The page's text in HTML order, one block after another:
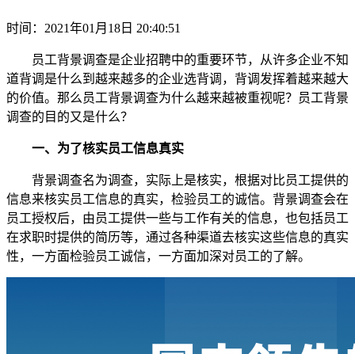
时间：2021年01月18日 20:40:51
员工背景调查是企业招聘中的重要环节，从许多企业不知
道背调是什么到越来越多的企业选背调，背调发挥着越来越大
的价值。那么员工背景调查为什么越来越被重视呢？员工背景
调查的目的又是什么？
一、为了核实员工信息真实
背景调查名为调查，实际上是核实，根据对比员工提供的
信息来核实员工信息的真实，检验员工的诚信。背景调查会在
员工授权后，由员工提供一些与工作有关的信息，也包括员工
在求职时提供的简历等，通过各种渠道去核实这些信息的真实
性，一方面检验员工诚信，一方面加深对员工的了解。